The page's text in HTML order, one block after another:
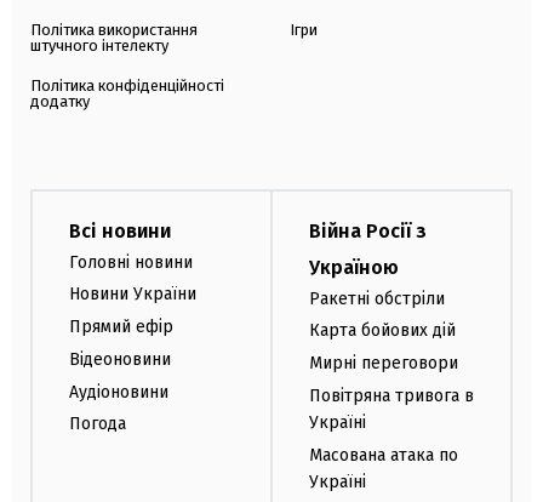
Політика використання
штучного інтелекту
Політика конфіденційності
додатку
Ігри
Всі новини
Головні новини
Новини України
Прямий ефір
Відеоновини
Аудіоновини
Погода
Війна Росії з
Україною
Ракетні обстріли
Карта бойових дій
Мирні переговори
Повітряна тривога в
Україні
Масована атака по
Україні